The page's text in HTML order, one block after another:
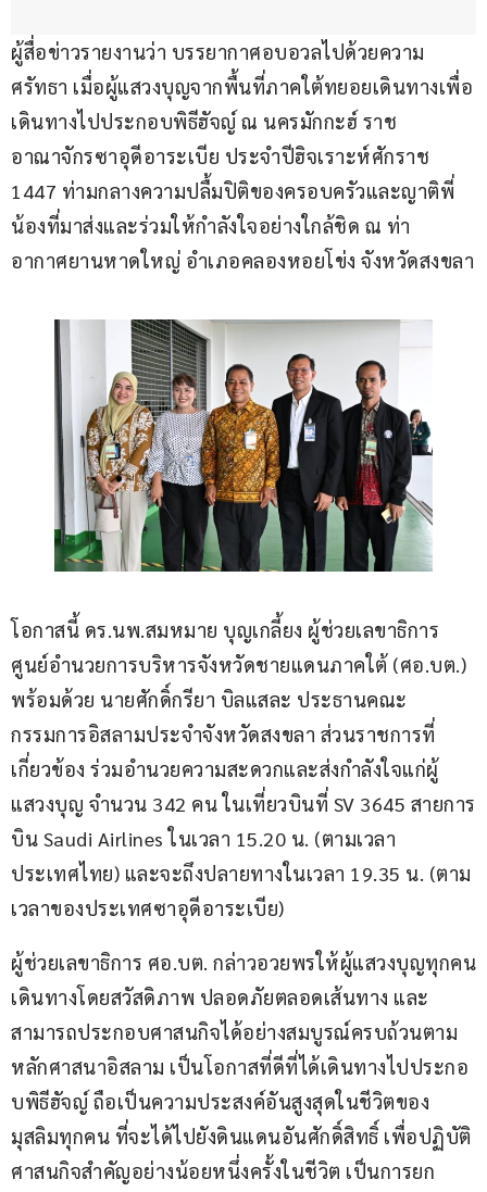
ผู้สื่อข่าวรายงานว่า บรรยากาศอบอวลไปด้วยความ
ศรัทธา เมื่อผู้แสวงบุญจากพื้นที่ภาคใต้ทยอยเดินทางเพื่อ
เดินทางไปประกอบพิธีฮัจญ์ ณ นครมักกะฮ์ ราช
อาณาจักรซาอุดีอาระเบีย ประจำปีฮิจเราะห์ศักราช
1447 ท่ามกลางความปลื้มปิติของครอบครัวและญาติพี่
น้องที่มาส่งและร่วมให้กำลังใจอย่างใกล้ชิด ณ ท่า
อากาศยานหาดใหญ่ อำเภอคลองหอยโข่ง จังหวัดสงขลา
โอกาสนี้ ดร.นพ.สมหมาย บุญเกลี้ยง ผู้ช่วยเลขาธิการ
ศูนย์อำนวยการบริหารจังหวัดชายแดนภาคใต้ (ศอ.บต.)
พร้อมด้วย นายศักดิ์กรียา บิลแสละ ประธานคณะ
กรรมการอิสลามประจำจังหวัดสงขลา ส่วนราชการที่
เกี่ยวข้อง ร่วมอำนวยความสะดวกและส่งกำลังใจแก่ผู้
แสวงบุญ จำนวน 342 คน ในเที่ยวบินที่ SV 3645 สายการ
บิน Saudi Airlines ในเวลา 15.20 น. (ตามเวลา
ประเทศไทย) และจะถึงปลายทางในเวลา 19.35 น. (ตาม
เวลาของประเทศซาอุดีอาระเบีย)
ผู้ช่วยเลขาธิการ ศอ.บต. กล่าวอวยพรให้ผู้แสวงบุญทุกคน
เดินทางโดยสวัสดิภาพ ปลอดภัยตลอดเส้นทาง และ
สามารถประกอบศาสนกิจได้อย่างสมบูรณ์ครบถ้วนตาม
หลักศาสนาอิสลาม เป็นโอกาสที่ดีที่ได้เดินทางไปประกอ
บพิธีฮัจญ์ ถือเป็นความประสงค์อันสูงสุดในชีวิตของ
มุสลิมทุกคน ที่จะได้ไปยังดินแดนอันศักดิ์สิทธิ์ เพื่อปฏิบัติ
ศาสนกิจสำคัญอย่างน้อยหนึ่งครั้งในชีวิต เป็นการยก